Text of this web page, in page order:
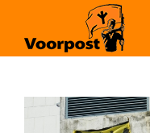
inhoud